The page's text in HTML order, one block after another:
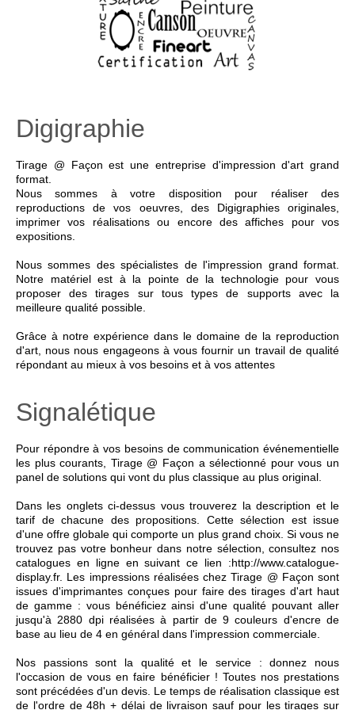
Digigraphie
Tirage @ Façon est une entreprise d'impression d'art grand
format.
Nous sommes à votre disposition pour réaliser des
reproductions de vos oeuvres, des Digigraphies originales,
imprimer vos réalisations ou encore des affiches pour vos
expositions.
Nous sommes des spécialistes de l'impression grand format.
Notre matériel est à la pointe de la technologie pour vous
proposer des tirages sur tous types de supports avec la
meilleure qualité possible.
Grâce à notre expérience dans le domaine de la reproduction
d'art, nous nous engageons à vous fournir un travail de qualité
répondant au mieux à vos besoins et à vos attentes
Signalétique
Pour répondre à vos besoins de communication événementielle
les plus courants, Tirage @ Façon a sélectionné pour vous un
panel de solutions qui vont du plus classique au plus original.
Dans les onglets ci-dessus vous trouverez la description et le
tarif de chacune des propositions. Cette sélection est issue
d'une offre globale qui comporte un plus grand choix. Si vous ne
trouvez pas votre bonheur dans notre sélection, consultez nos
catalogues en ligne en suivant ce lien :http://www.catalogue-
display.fr. Les impressions réalisées chez Tirage @ Façon sont
issues d'imprimantes conçues pour faire des tirages d'art haut
de gamme : vous bénéficiez ainsi d'une qualité pouvant aller
jusqu'à 2880 dpi réalisées à partir de 9 couleurs d'encre de
base au lieu de 4 en général dans l'impression commerciale.
Nos passions sont la qualité et le service : donnez nous
l'occasion de vous en faire bénéficier ! Toutes nos prestations
sont précédées d'un devis. Le temps de réalisation classique est
de l'ordre de 48h + délai de livraison sauf pour les tirages sur